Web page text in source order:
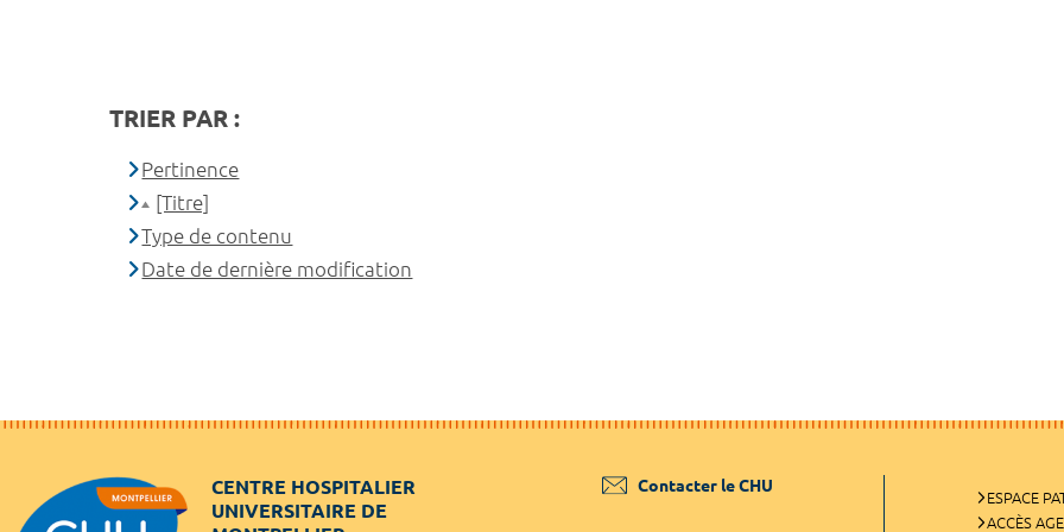
TRIER PAR :
Pertinence
[Titre]
Type de contenu
Date de dernière modification
CENTRE HOSPITALIER
UNIVERSITAIRE DE
Contacter le CHU
ESPACE
ACCÈS